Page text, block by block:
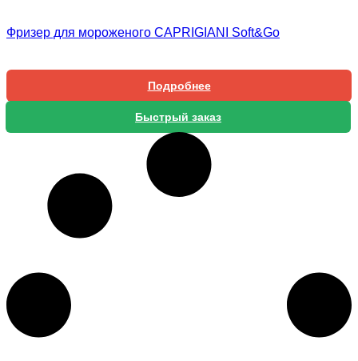
Фризер для мороженого CAPRIGIANI Soft&Go
Подробнее
Быстрый заказ